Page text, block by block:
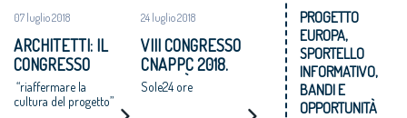
07 luglio 2018
ARCHITETTI: IL
CONGRESSO
NAZIONALE
APPROVA UN
“riaffermare la
cultura del progetto”
24 luglio 2018
VIII CONGRESSO
CNAPPC 2018.
LUNEDÌ 25 LUGLIO
Sole24 ore
PROGETTO
EUROPA,
SPORTELLO
INFORMATIVO,
BANDI E
OPPORTUNITÀ